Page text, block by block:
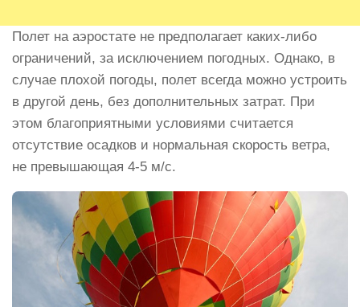
Полет на аэростате не предполагает каких-либо
ограничений, за исключением погодных. Однако, в
случае плохой погоды, полет всегда можно устроить
в другой день, без дополнительных затрат. При
этом благоприятными условиями считается
отсутствие осадков и нормальная скорость ветра,
не превышающая 4-5 м/с.